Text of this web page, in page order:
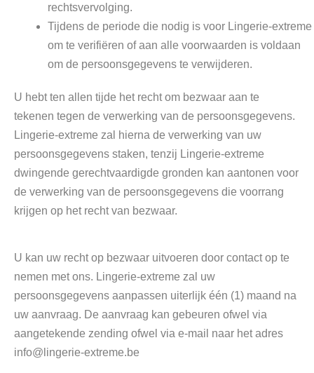
rechtsvervolging.
Tijdens de periode die nodig is voor Lingerie-extreme
om te verifiëren of aan alle voorwaarden is voldaan
om de persoonsgegevens te verwijderen.
U hebt ten allen tijde het recht om bezwaar aan te
tekenen tegen de verwerking van de persoonsgegevens.
Lingerie-extreme zal hierna de verwerking van uw
persoonsgegevens staken, tenzij Lingerie-extreme
dwingende gerechtvaardigde gronden kan aantonen voor
de verwerking van de persoonsgegevens die voorrang
krijgen op het recht van bezwaar.
U kan uw recht op bezwaar uitvoeren door contact op te
nemen met ons. Lingerie-extreme zal uw
persoonsgegevens aanpassen uiterlijk één (1) maand na
uw aanvraag. De aanvraag kan gebeuren ofwel via
aangetekende zending ofwel via e-mail naar het adres
info@lingerie-extreme.be